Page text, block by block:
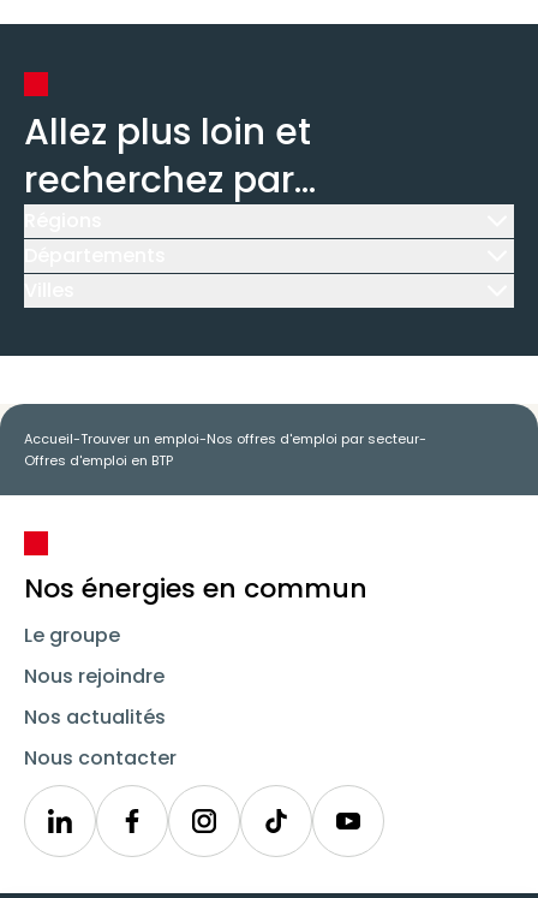
Allez plus loin et
recherchez par...
Accueil-Trouver un emploi-Nos offres d'emploi par secteur-
Offres d'emploi en BTP
Nos énergies en commun
Le groupe
Nous rejoindre
Nos actualités
Nous contacter
LinkedinSynergieInstagramTikTok Youtube